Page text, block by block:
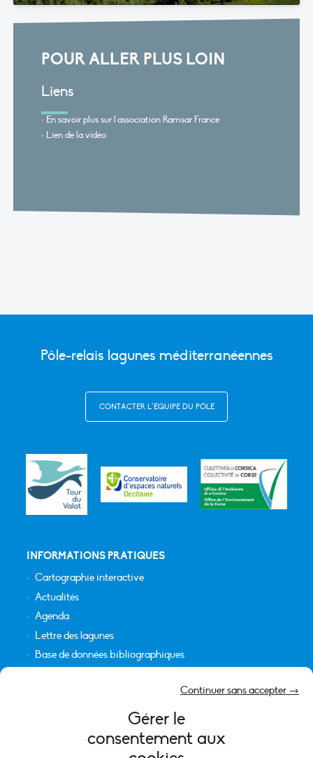
Gérer le
consentement aux
Continuer sans accepter →
POUR ALLER PLUS LOIN
Liens
En savoir plus sur l'association Ramsar France
Lien de la vidéo
Pôle-relais lagunes méditerranéennes
CONTACTER L’ÉQUIPE DU PÔLE
INFORMATIONS PRATIQUES
Cartographie interactive
Actualités
Agenda
Lettre des lagunes
Base de données bibliographiques
Mentions légales